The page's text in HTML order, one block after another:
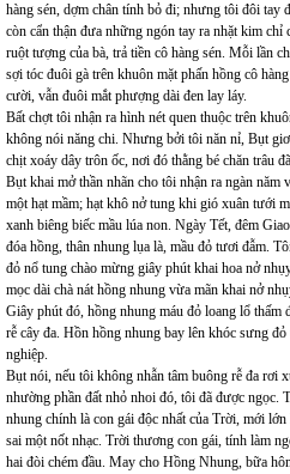
hàng sén, dợm chân tính bỏ đi; nhưng tôi đôi tay
còn cẩn thận đưa những ngón tay ra nhặt kim
ruột tượng của bà, trả tiền cô hàng sén. Mỗi lần
sợi tóc đuôi gà trên khuôn mặt phấn hồng cô
cười, vẫn đuôi mắt phượng dài đen lay láy.
Bất chợt tôi nhận ra hình nét quen thuộc trên
không nói năng chi. Nhưng bởi tôi năn nỉ, Bụt
chịt xoáy dây trôn ốc, nơi đó thằng bé chăn trâu
Bụt khai mở thần nhãn cho tôi nhận ra ngàn
một hạt mầm; hạt khô nở tung khi gió xuân tưới
xanh biêng biếc mầu lúa non. Ngày Tết, đêm
đóa hồng, thân nhung lụa là, mầu đỏ tươi đẫm.
đỏ nổ tung chào mừng giây phút khai hoa nở
mọc dài chà nát hồng nhung vừa mãn khai nở
Giây phút đó, hồng nhung máu đỏ loang lổ thấm
rễ cây đa. Hồn hồng nhung bay lên khóc sưng
nghiệp.
Bụt nói, nếu tôi không nhẫn tâm buông rễ đa rơi
nhường phần đất nhỏ nhoi đó, tôi đã được ngọc.
nhung chính là con gái độc nhất của Trời, mới
sai một nốt nhạc. Trời thương con gái, tính làm
hai đòi chém đầu. May cho Hồng Nhung, bữa